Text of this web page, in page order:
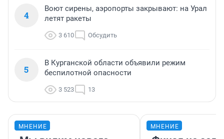
4
Воют сирены, аэропорты закрывают: на Урал
летят ракеты
3 610 Обсудить
5
В Курганской области объявили режим
беспилотной опасности
3 523 13
МНЕНИЕ МНЕНИЕ